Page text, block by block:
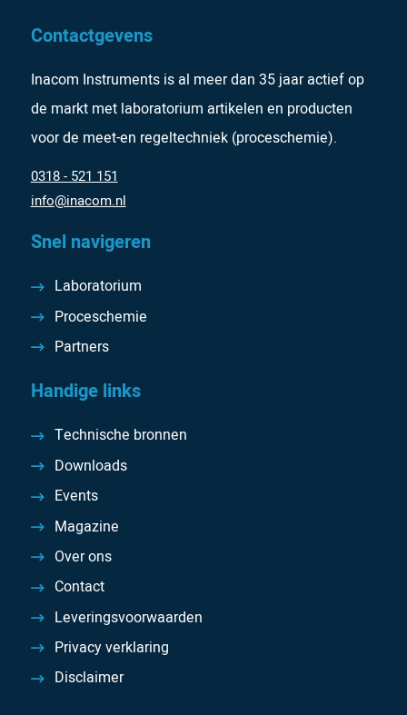
Contactgevens
Inacom Instruments is al meer dan 35 jaar actief op
de markt met laboratorium artikelen en producten
voor de meet-en regeltechniek (proceschemie).
0318 - 521 151
info@inacom.nl
Snel navigeren
Laboratorium
Proceschemie
Partners
Handige links
Technische bronnen
Downloads
Events
Magazine
Over ons
Contact
Leveringsvoorwaarden
Privacy verklaring
Disclaimer